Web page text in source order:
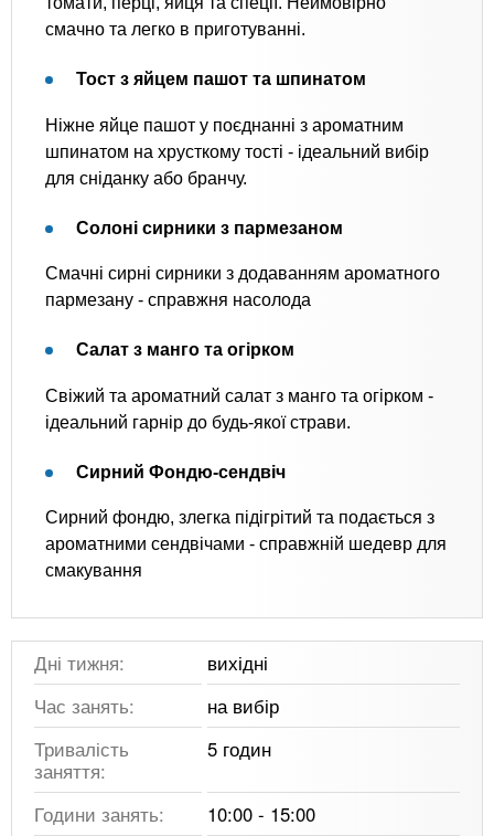
смачно та легко в приготуванні.
Тост з яйцем пашот та шпинатом
Ніжне яйце пашот у поєднанні з ароматним
шпинатом на хрусткому тості - ідеальний вибір
для сніданку або бранчу.
Солоні сирники з пармезаном
Смачні сирні сирники з додаванням ароматного
пармезану - справжня насолода
Салат з манго та огірком
Свіжий та ароматний салат з манго та огірком -
ідеальний гарнір до будь-якої страви.
Сирний Фондю-сендвіч
Сирний фондю, злегка підігрітий та подається з
ароматними сендвічами - справжній шедевр для
смакування
Дні тижня:
вихідні
Час занять:
на вибір
Тривалість
заняття:
5 годин
Години занять:
10:00 - 15:00